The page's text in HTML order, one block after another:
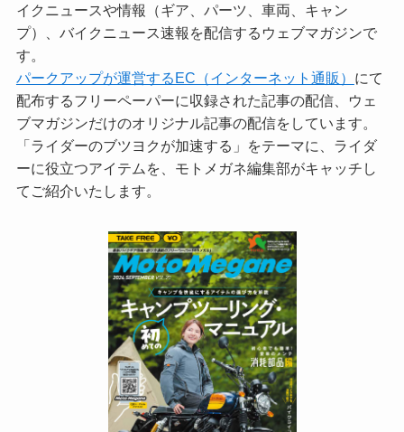
イクニュースや情報（ギア、パーツ、車両、キャン
プ）、バイクニュース速報を配信するウェブマガジンで
す。
パークアップが運営するEC（インターネット通販） にて
配布するフリーペーパーに収録された記事の配信、ウェ
ブマガジンだけのオリジナル記事の配信をしています。
「ライダーのブツヨクが加速する」をテーマに、ライダ
ーに役立つアイテムを、モトメガネ編集部がキャッチし
てご紹介いたします。